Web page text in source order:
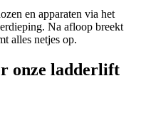
en apparaten via het
Na afloop breekt
alles netjes op.
onze ladderlift